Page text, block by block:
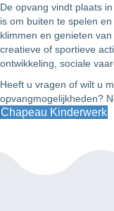
De opvang vindt plaats
is om buiten te spelen
klimmen en genieten
creatieve of sportieve
ontwikkeling, sociale
Heeft u vragen of wilt u
opvangmogelijkheden?
Chapeau Kinderwerk